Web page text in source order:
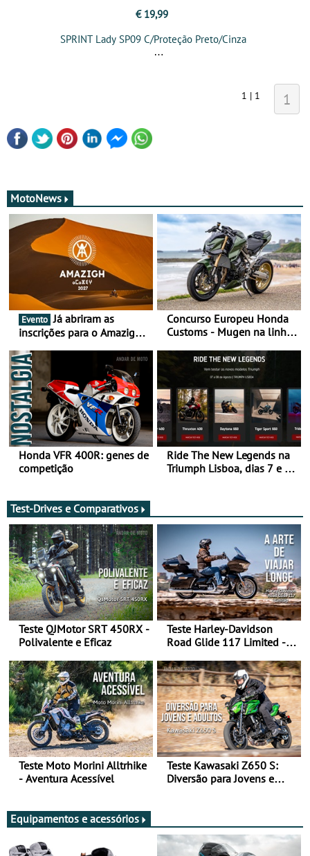
€ 19,99
SPRINT Lady SP09 C/Proteção Preto/Cinza
1 | 1 1
MotoNews
Evento Já abriram as
inscrições para o Amazigh
Marrocos, de 23 abril a 1
maio - The ultimate
experience in Morocco
Concurso Europeu Honda
Customs - Mugen na linha
ganhar
Honda VFR 400R: genes de
competição
Ride The New Legends na
Triumph Lisboa, dias 7 e 8
Test-Drives e Comparativos
Teste QJMotor SRT 450RX -
Polivalente e Eficaz
Teste Harley-Davidson
Road Glide 117 Limited - A
Teste Moto Morini Alltrhike
- Aventura Acessível
Teste Kawasaki Z650 S:
Diversão para Jovens e
Equipamentos e acessórios